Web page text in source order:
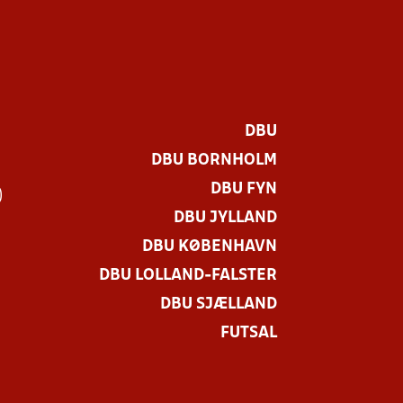
DBU
DBU BORNHOLM
DBU FYN
DBU JYLLAND
DBU KØBENHAVN
DBU LOLLAND-FALSTER
DBU SJÆLLAND
FUTSAL